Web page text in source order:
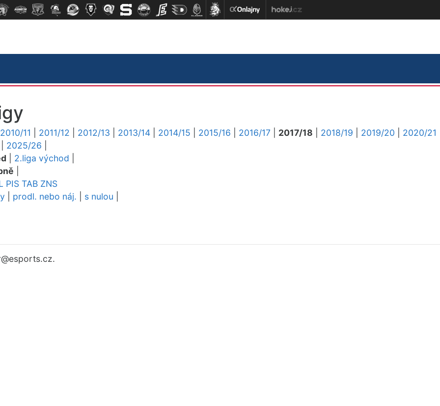
2010/11 2011/12 2012/13 2013/14 2014/15 2015/16 2016/17 2017/18 2018/19 2019/20
2020/21
2025/26
2.liga východ
PIS TAB ZNS
prodl. nebo náj. s nulou
@esports.cz.